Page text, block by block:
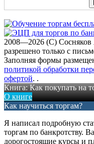
2008—2026 (C) Сосняков
разрешено только с
Заполняя формы
политикой обработки
офертой. .
Книга: Как покупать на
О книге
Как научиться торгам?
Я написал подробную
торгам по банкротству.
дорогостоящие курсы и